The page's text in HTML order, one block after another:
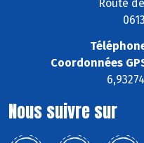
Route
Coordonnées
Nous suivre sur